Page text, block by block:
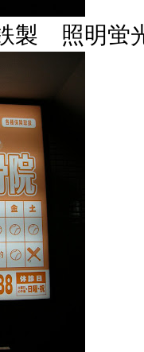
製 照明蛍